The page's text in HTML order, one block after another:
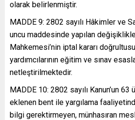
olarak belirlenmiştir.
MADDE 9: 2802 sayılı Hâkimler ve
uncu maddesinde yapılan
Mahkemesi’nin iptal kararı
yardımcılarının eğitim ve sınav
netleştirilmektedir.
MADDE 10: 2802 sayılı Kanun’un
eklenen bent ile yargılama
bilgi gerektirmeyen, münhasıran